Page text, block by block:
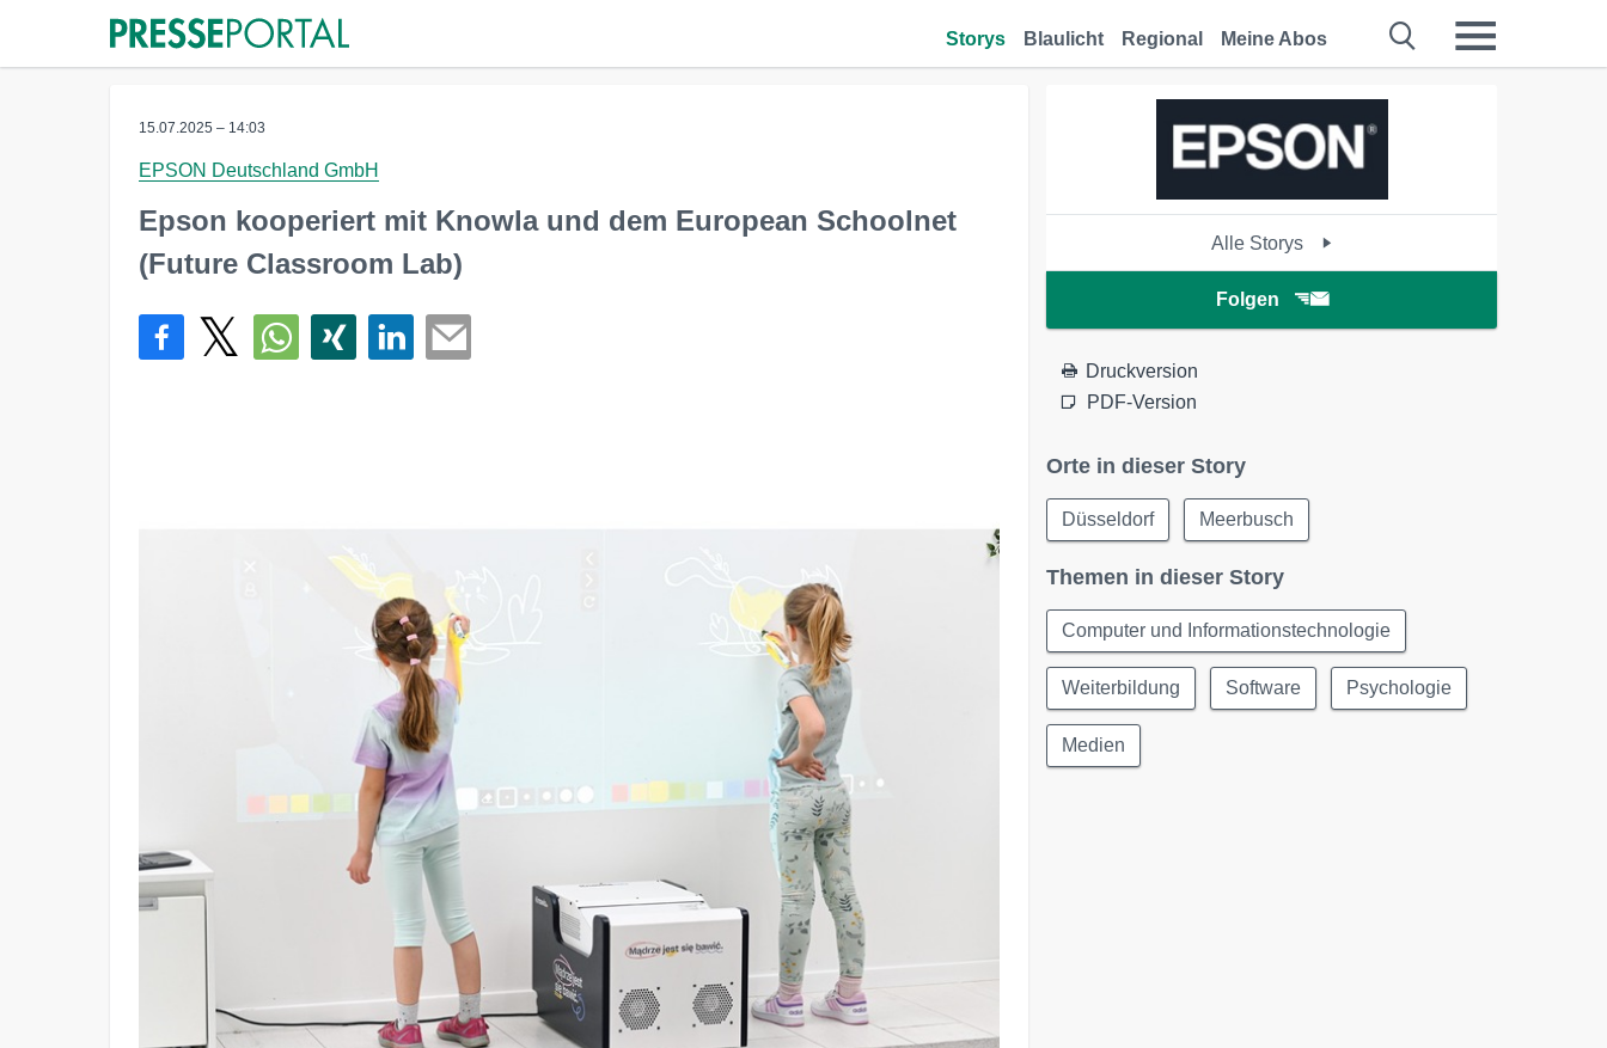
Storys Blaulicht Regional Meine Abos
15.07.2025 – 14:03
EPSON Deutschland GmbH
Epson kooperiert mit Knowla und dem European Schoolnet
(Future Classroom Lab)
Alle Storys
Folgen
Druckversion
PDF-Version
Orte in dieser Story
Düsseldorf Meerbusch
Themen in dieser Story
Computer und Informationstechnologie
Weiterbildung Software Psychologie
Medien